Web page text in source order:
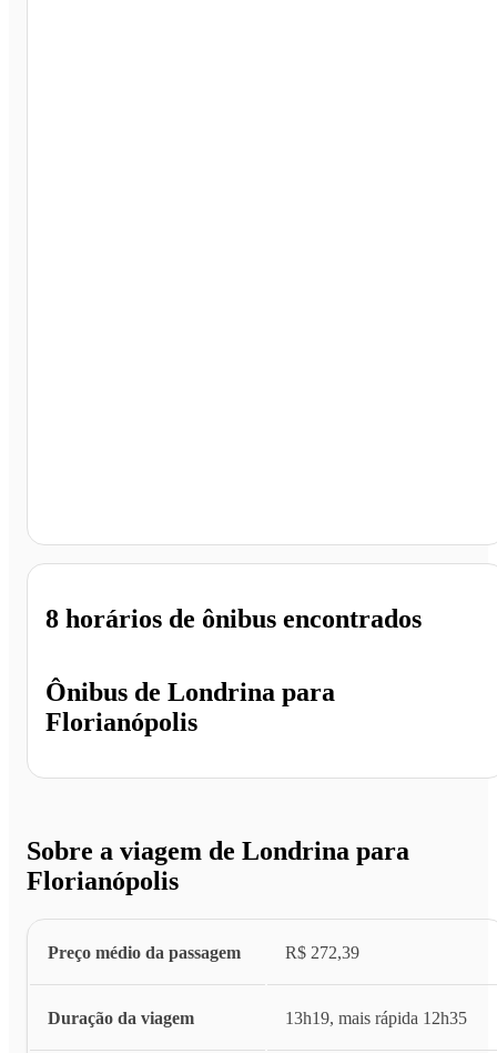
Ônibus de Londrina para
Florianópolis
8 horários de ônibus encontrados
Sobre a viagem de Londrina para
Florianópolis
Preço médio da passagem R$ 272,39
Duração da viagem 13h19, mais rápida 12h35